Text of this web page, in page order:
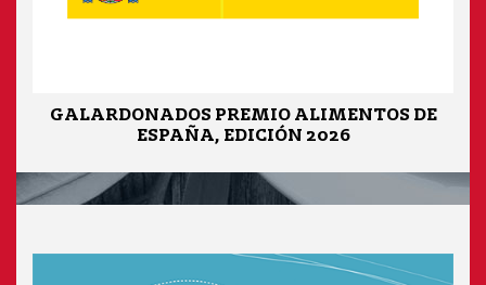
GALARDONADOS PREMIO ALIMENTOS DE
ESPAÑA, EDICIÓN 2026